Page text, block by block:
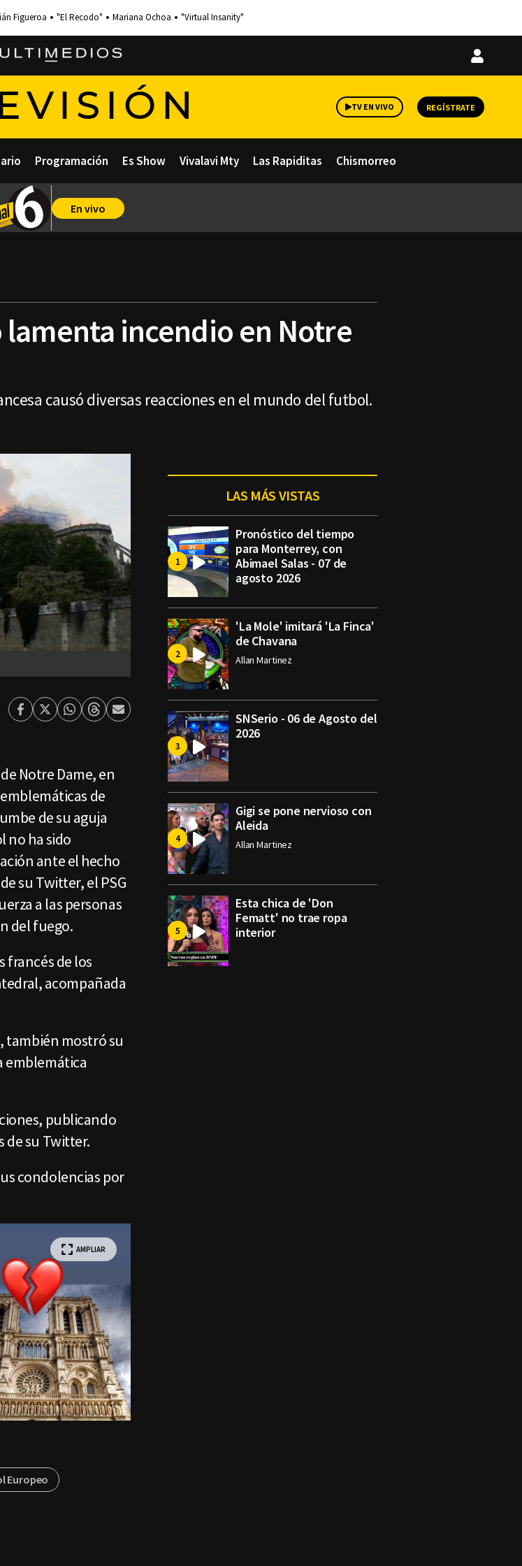
Figueroa "El Recodo" Mariana Ochoa "Virtual Insanity"
Iniciar
TV EN VIVO REGÍSTRATE
Programación Es Show Vivalavi Mty Las Rapiditas Chismorreo
En vivo
incendio en Notre
causó diversas reacciones en el mundo del futbol.
Facebook
TwitterWhatsapp
ThreadsEnviar
Notre Dame, en
de
de su aguja
no ha sido
ante el hecho
su Twitter, el PSG
a las personas
del fuego.
francés de los
acompañada
también mostró su
emblemática
publicando
de su Twitter.
condolencias por
AMPLIAR
Europeo
LAS MÁS VISTAS
Pronóstico del tiempo
para Monterrey, con
Abimael Salas - 07 de
agosto 2026
'La Mole' imitará 'La Finca'
de Chavana
Allan Martinez
SNSerio - 06 de Agosto del
2026
Gigi se pone nervioso con
Aleida
Allan Martinez
Esta chica de 'Don
Fematt' no trae ropa
interior